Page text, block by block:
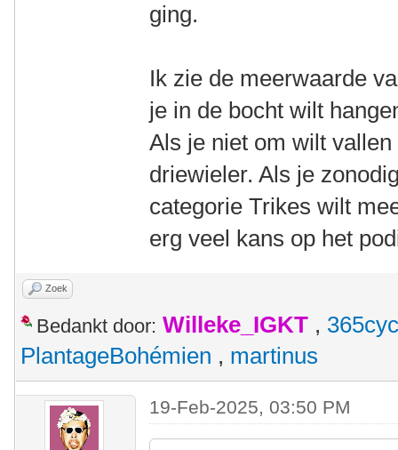
ging.
Ik zie de meerwaarde
je in de bocht wilt
Als je niet om wilt
driewieler. Als je
categorie Trikes wilt
erg veel kans op het
Zoek
Bedankt door: Willeke_IGKT ,
PlantageBohémien , martinus
19-Feb-2025, 03:50 PM